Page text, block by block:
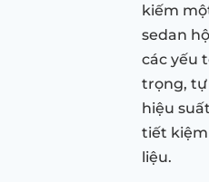
kiếm
sedan
các yếu
trọng, tự
hiệu
tiết
liệu.